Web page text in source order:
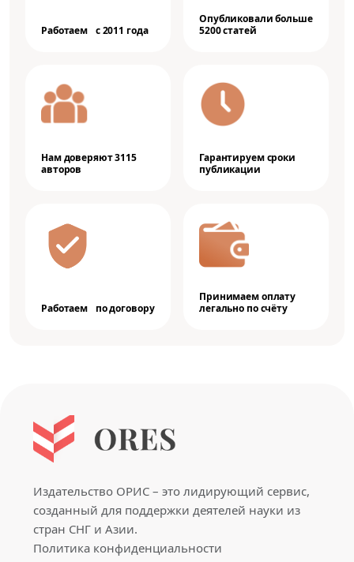
Работаем с 2011 года
Опубликовали больше
5200 статей
Нам доверяют 3115
авторов
Гарантируем сроки
публикации
Работаем по договору
Принимаем оплату
легально по счёту
Издательство ОРИС – это лидирующий сервис,
созданный для поддержки деятелей науки из
стран СНГ и Азии.
Политика конфиденциальности